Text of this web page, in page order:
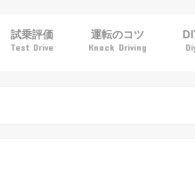
試乗評価
Test Drive
運転のコツ
Knack Driving